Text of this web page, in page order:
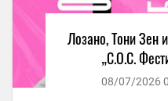
Лозано, Тони Зен
„С.О.С.
08/07/2026